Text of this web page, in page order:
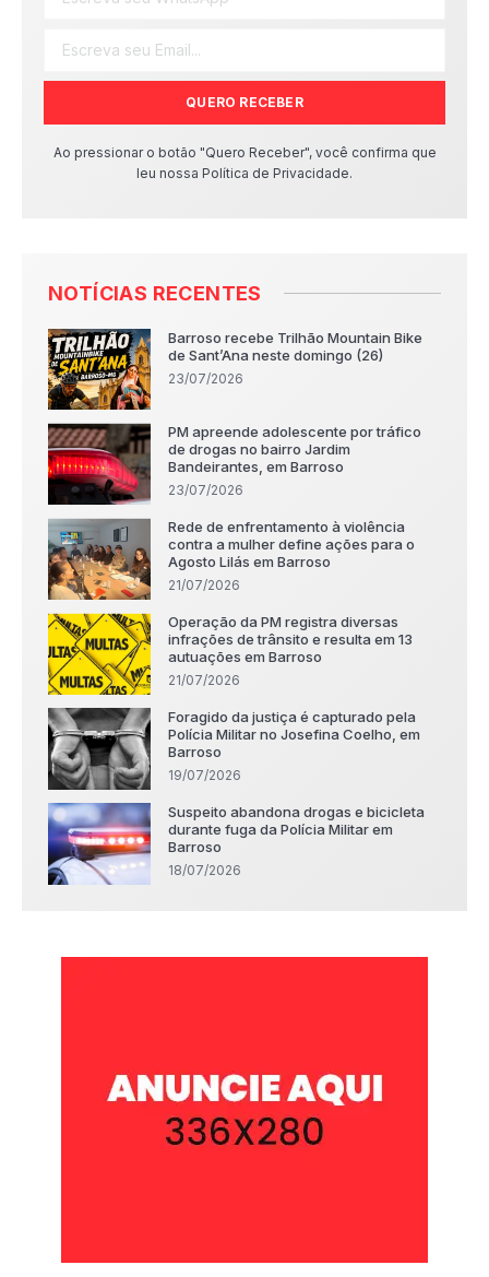
QUERO RECEBER
Ao pressionar o botão "Quero Receber", você confirma que
leu nossa Política de Privacidade.
NOTÍCIAS RECENTES
Barroso recebe Trilhão Mountain Bike
de Sant’Ana neste domingo (26)
23/07/2026
PM apreende adolescente por tráfico
de drogas no bairro Jardim
Bandeirantes, em Barroso
23/07/2026
Rede de enfrentamento à violência
contra a mulher define ações para o
Agosto Lilás em Barroso
21/07/2026
Operação da PM registra diversas
infrações de trânsito e resulta em 13
autuações em Barroso
21/07/2026
Foragido da justiça é capturado pela
Polícia Militar no Josefina Coelho, em
Barroso
19/07/2026
Suspeito abandona drogas e bicicleta
durante fuga da Polícia Militar em
Barroso
18/07/2026